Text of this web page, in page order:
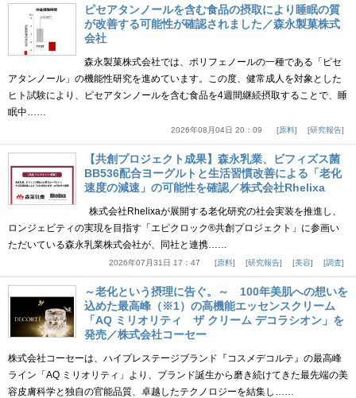
ピセアタンノールを含む食品の摂取により睡眠の質
が改善する可能性が確認されました／森永製菓株式
会社
森永製菓株式会社では、ポリフェノールの一種である「ピセ
アタンノール」の機能性研究を進めています。この度、健常成人を対象とした
ヒト試験により、ピセアタンノールを含む食品を4週間継続摂取することで、睡
眠中……
2026年08月04日 20：09 原料 研究報告
【共創プロジェクト成果】森永乳業、ビフィズス菌
BB536配合ヨーグルトと生活習慣改善による「老化
速度の減速」の可能性を確認／株式会社Rhelixa
株式会社Rhelixaが展開する老化研究の社会実装を推進し、
ロンジェビティの実現を目指す「エピクロック®共創プロジェクト」に参画い
ただいている森永乳業株式会社が、同社と連携……
2026年07月31日 17：47 原料 研究報告 美容 調査
～老化という摂理に告ぐ。～ 100年美肌への想いを
込めた最高峰（※1）の高機能エッセンスクリーム
「AQ ミリオリティ ザ クリーム デコラシオン」を
発売／株式会社コーセー
株式会社コーセーは、ハイプレステージブランド『コスメデコルテ』の最高峰
ライン「AQ ミリオリティ」より、ブランド誕生から磨き続けてきた最先端の美
容皮膚科学と独自の官能品質、卓越したテクノロジーを結集し……